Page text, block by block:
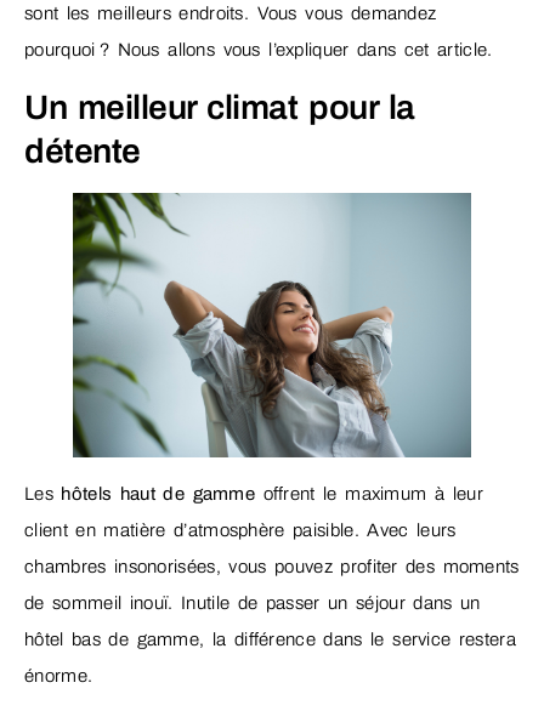
sont les meilleurs endroits. Vous vous demandez
pourquoi ? Nous allons vous l’expliquer dans cet article.
Un meilleur climat pour la
détente
Les hôtels haut de gamme offrent le maximum à leur
client en matière d’atmosphère paisible. Avec leurs
chambres insonorisées, vous pouvez profiter des moments
de sommeil inouï. Inutile de passer un séjour dans un
hôtel bas de gamme, la différence dans le service restera
énorme.